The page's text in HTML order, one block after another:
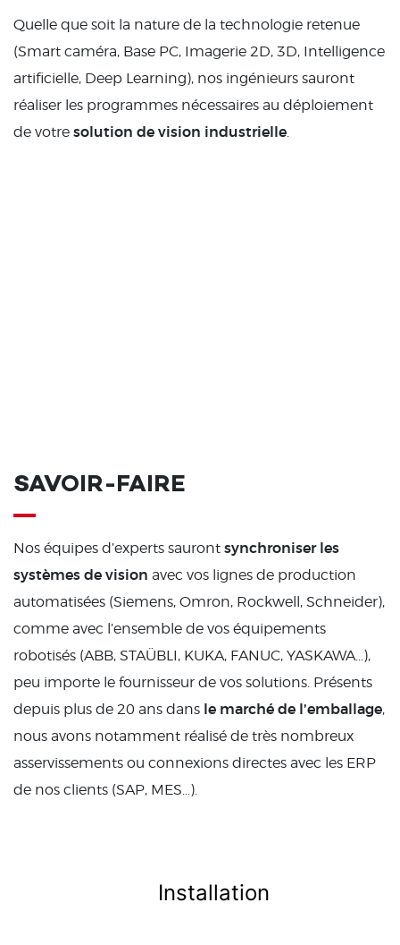
Quelle que soit la nature de la technologie retenue
(Smart caméra, Base PC, Imagerie 2D, 3D, Intelligence
artificielle, Deep Learning), nos ingénieurs sauront
réaliser les programmes nécessaires au déploiement
de votre solution de vision industrielle.
SAVOIR-FAIRE
Nos équipes d’experts sauront synchroniser les
systèmes de vision avec vos lignes de production
automatisées (Siemens, Omron, Rockwell, Schneider),
comme avec l’ensemble de vos équipements
robotisés (ABB, STAÜBLI, KUKA, FANUC, YASKAWA…),
peu importe le fournisseur de vos solutions. Présents
depuis plus de 20 ans dans le marché de l’emballage,
nous avons notamment réalisé de très nombreux
asservissements ou connexions directes avec les ERP
de nos clients (SAP, MES…).
Installation